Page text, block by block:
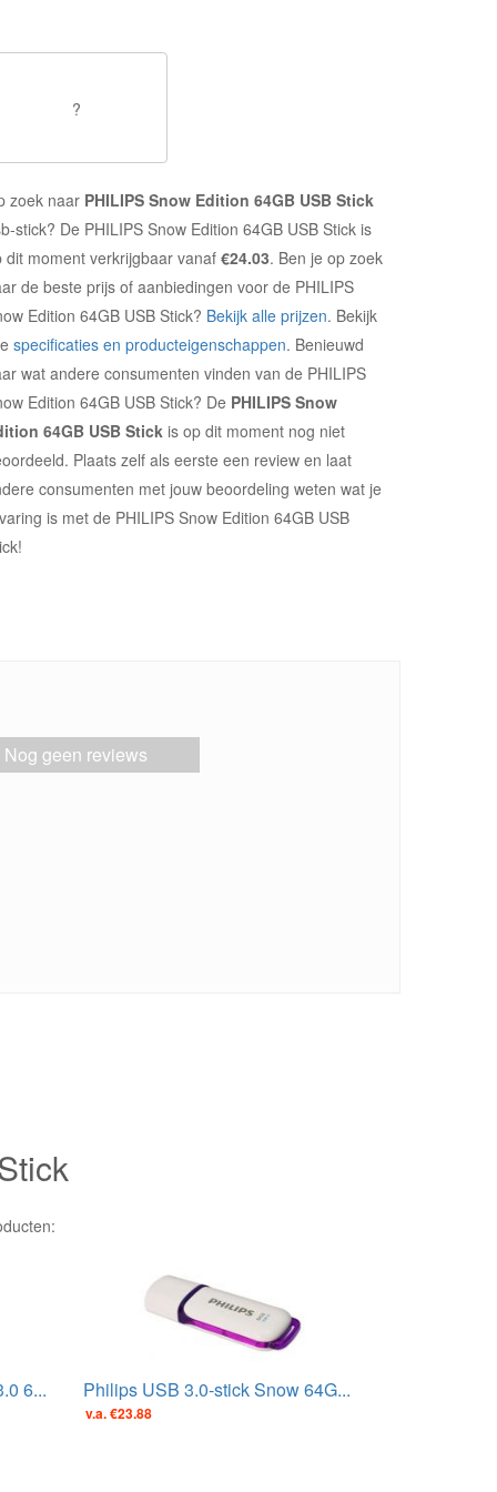
?
zoek naar PHILIPS Snow Edition 64GB USB Stick
stick? De PHILIPS Snow Edition 64GB USB Stick is
dit moment verkrijgbaar vanaf €24.03. Ben je op zoek
de beste prijs of aanbiedingen voor de PHILIPS
Edition 64GB USB Stick? Bekijk alle prijzen. Bekijk
specificaties en producteigenschappen. Benieuwd
wat andere consumenten vinden van de PHILIPS
Edition 64GB USB Stick? De PHILIPS Snow
64GB USB Stick is op dit moment nog niet
Plaats zelf als eerste een review en laat
consumenten met jouw beoordeling weten wat je
is met de PHILIPS Snow Edition 64GB USB
Nog geen reviews
6... Philips USB 3.0-stick Snow 64G...
v.a. €23.88